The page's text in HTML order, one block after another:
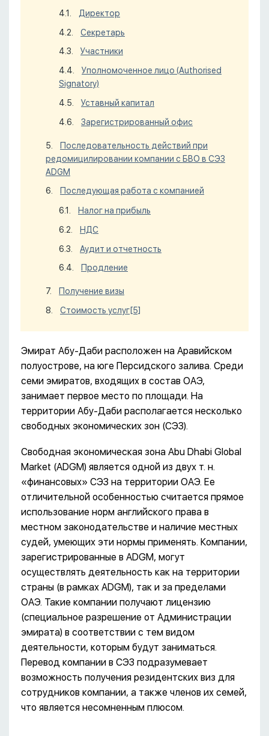
Директор
Секретарь
Участники
Уполномоченное лицо (Authorised
Signatory)
Уставный капитал
Зарегистрированный офис
Последовательность действий при
редомицилировании компании с БВО в СЭЗ
ADGM
Последующая работа с компанией
Налог на прибыль
НДС
Аудит и отчетность
Продление
Получение визы
Стоимость услуг[5]
Эмират Абу-Даби расположен на Аравийском
полуострове, на юге Персидского залива. Среди
семи эмиратов, входящих в состав ОАЭ,
занимает первое место по площади. На
территории Абу-Даби располагается несколько
свободных экономических зон (СЭЗ).
Свободная экономическая зона Abu Dhabi Global
Market (ADGM) является одной из двух т. н.
«финансовых» СЭЗ на территории ОАЭ. Ее
отличительной особенностью считается прямое
использование норм английского права в
местном законодательстве и наличие местных
судей, умеющих эти нормы применять. Компании,
зарегистрированные в ADGM, могут
осуществлять деятельность как на территории
страны (в рамках ADGM), так и за пределами
ОАЭ. Такие компании получают лицензию
(специальное разрешение от Администрации
эмирата) в соответствии с тем видом
деятельности, которым будут заниматься.
Перевод компании в СЭЗ подразумевает
возможность получения резидентских виз для
сотрудников компании, а также членов их семей,
что является несомненным плюсом.